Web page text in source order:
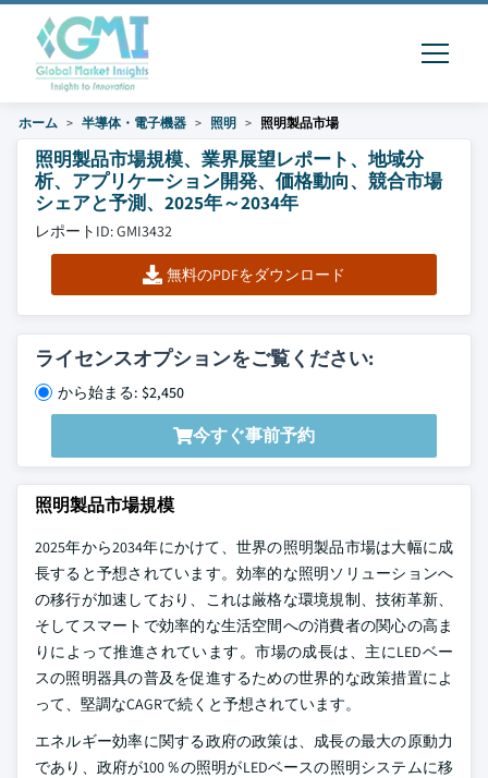
ホーム 半導体・電子機器 照明 照明製品市場
照明製品市場規模、業界展望レポート、地域分
析、アプリケーション開発、価格動向、競合市場
シェアと予測、2025年～2034年
レポートID: GMI3432
無料のPDFをダウンロード
ライセンスオプションをご覧ください:
から始まる: $2,450
今すぐ事前予約
照明製品市場規模
2025年から2034年にかけて、世界の照明製品市場は大幅に成
長すると予想されています。効率的な照明ソリューションへ
の移行が加速しており、これは厳格な環境規制、技術革新、
そしてスマートで効率的な生活空間への消費者の関心の高ま
りによって推進されています。市場の成長は、主にLEDベー
スの照明器具の普及を促進するための世界的な政策措置によ
って、堅調なCAGRで続くと予想されています。
エネルギー効率に関する政府の政策は、成長の最大の原動力
であり、政府が100％の照明がLEDベースの照明システムに移